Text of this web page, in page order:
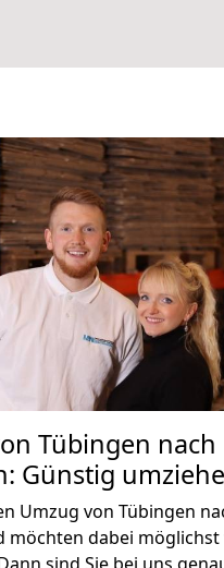
Tübingen nach
Günstig
Umzug von Tübingen
möchten dabei möglichst